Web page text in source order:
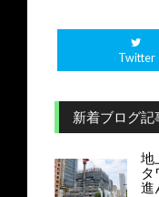
Twitter
新着ブログ記
地
進